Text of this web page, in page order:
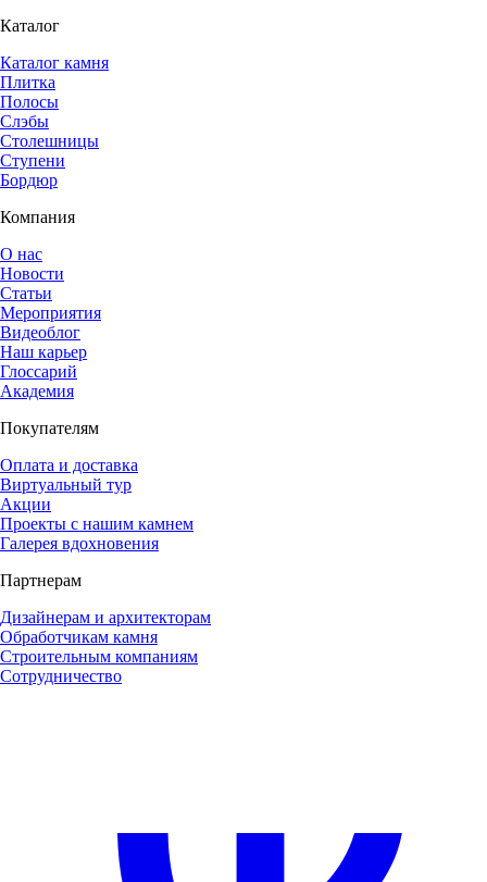
Каталог
Каталог камня
Плитка
Полосы
Слэбы
Столешницы
Ступени
Бордюр
Компания
О нас
Новости
Статьи
Мероприятия
Видеоблог
Наш карьер
Глоссарий
Академия
Покупателям
Оплата и доставка
Виртуальный тур
Акции
Проекты с нашим камнем
Галерея вдохновения
Партнерам
Дизайнерам и архитекторам
Обработчикам камня
Строительным компаниям
Сотрудничество